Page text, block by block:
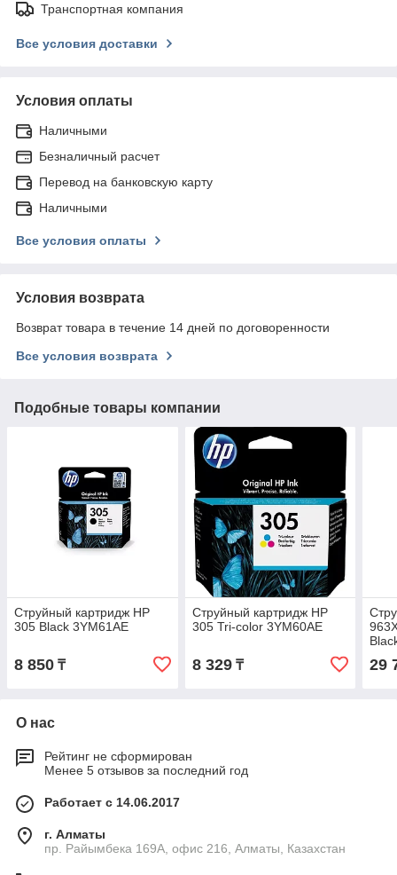
Транспортная компания
Все условия доставки
Условия оплаты
Наличными
Безналичный расчет
Перевод на банковскую карту
Наличными
Все условия оплаты
Условия возврата
Возврат товара в течение 14 дней по договоренности
Все условия возврата
Подобные товары компании
Струйный картридж HP
305 Black 3YM61AE
8 850 ₸
Струйный картридж HP
305 Tri-color 3YM60AE
8 329₸ 29
О нас
Рейтинг не сформирован
Менее 5 отзывов за последний год
Работает с 14.06.2017
г. Алматы
пр. Райымбека 169А, офис 216, Алматы, Казахстан